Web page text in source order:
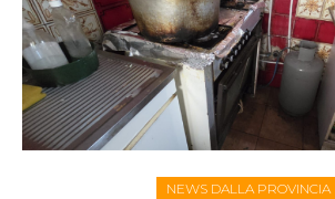
NEWS DALLA PROVINCIA